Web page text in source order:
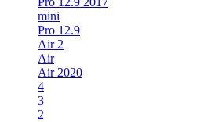
mini
Pro 12.9
Air 2
Air
Air 2020
4
3
2